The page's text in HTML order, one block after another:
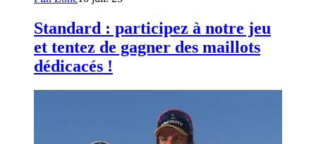
Standard : participez à notre jeu
et tentez de gagner des maillots
dédicacés !